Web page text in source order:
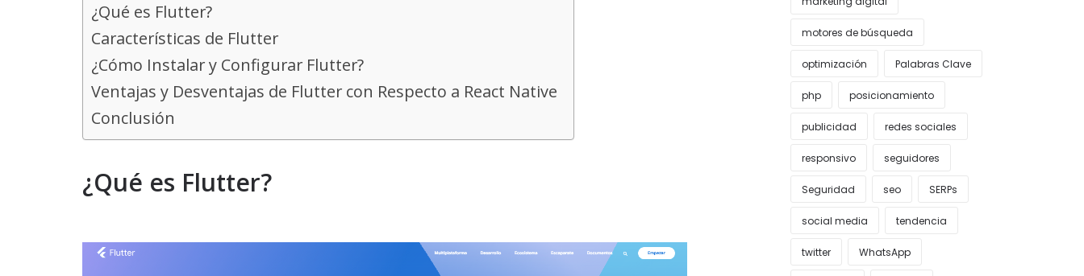
¿Qué es Flutter?
Características de Flutter
¿Cómo Instalar y Configurar Flutter?
Ventajas y Desventajas de Flutter con Respecto a React Native
Conclusión
¿Qué es Flutter?
motores de búsqueda
optimización Palabras Clave
php posicionamiento
publicidad redes sociales
responsivo seguidores
Seguridad seo SERPs
social media tendencia
twitter WhatsApp